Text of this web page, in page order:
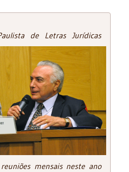
de Letras Jurídicas
mensais neste ano